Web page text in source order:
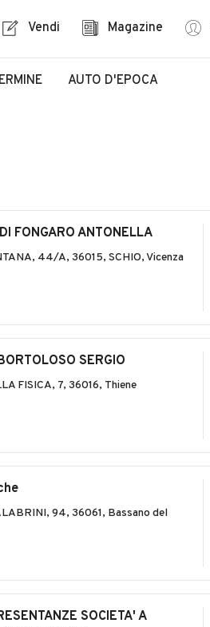
Vendi Magazine
AUTO D'EPOCA
FONGARO ANTONELLA
44/A, 36015, SCHIO, Vicenza
SERGIO
FISICA, 7, 36016, Thiene
94, 36061, Bassano del
SOCIETA' A